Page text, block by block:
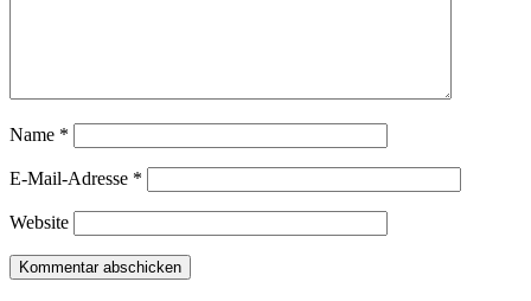
Name *
E-Mail-Adresse *
Website